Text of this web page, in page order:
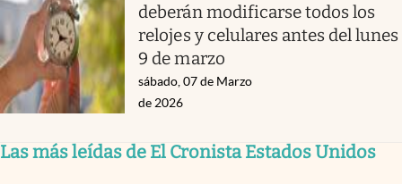
deberán modificarse todos los
relojes y celulares antes del lunes
9 de marzo
sábado, 07 de Marzo
de 2026
Las más leídas de El Cronista Estados Unidos